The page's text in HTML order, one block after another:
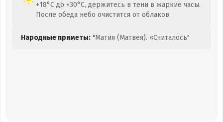
+18°C до +30°C, держитесь в тени в жаркие часы.
После обеда небо очистится от облаков.
Народные приметы: "Матия (Матвея). «Считалось"